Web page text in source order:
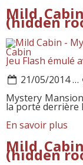
Mild
(hidden
Cabin
Jeu Flash émulé
21/05/2014…
Mystery
la porte derrière
En savoir plus
Mild
(hidden